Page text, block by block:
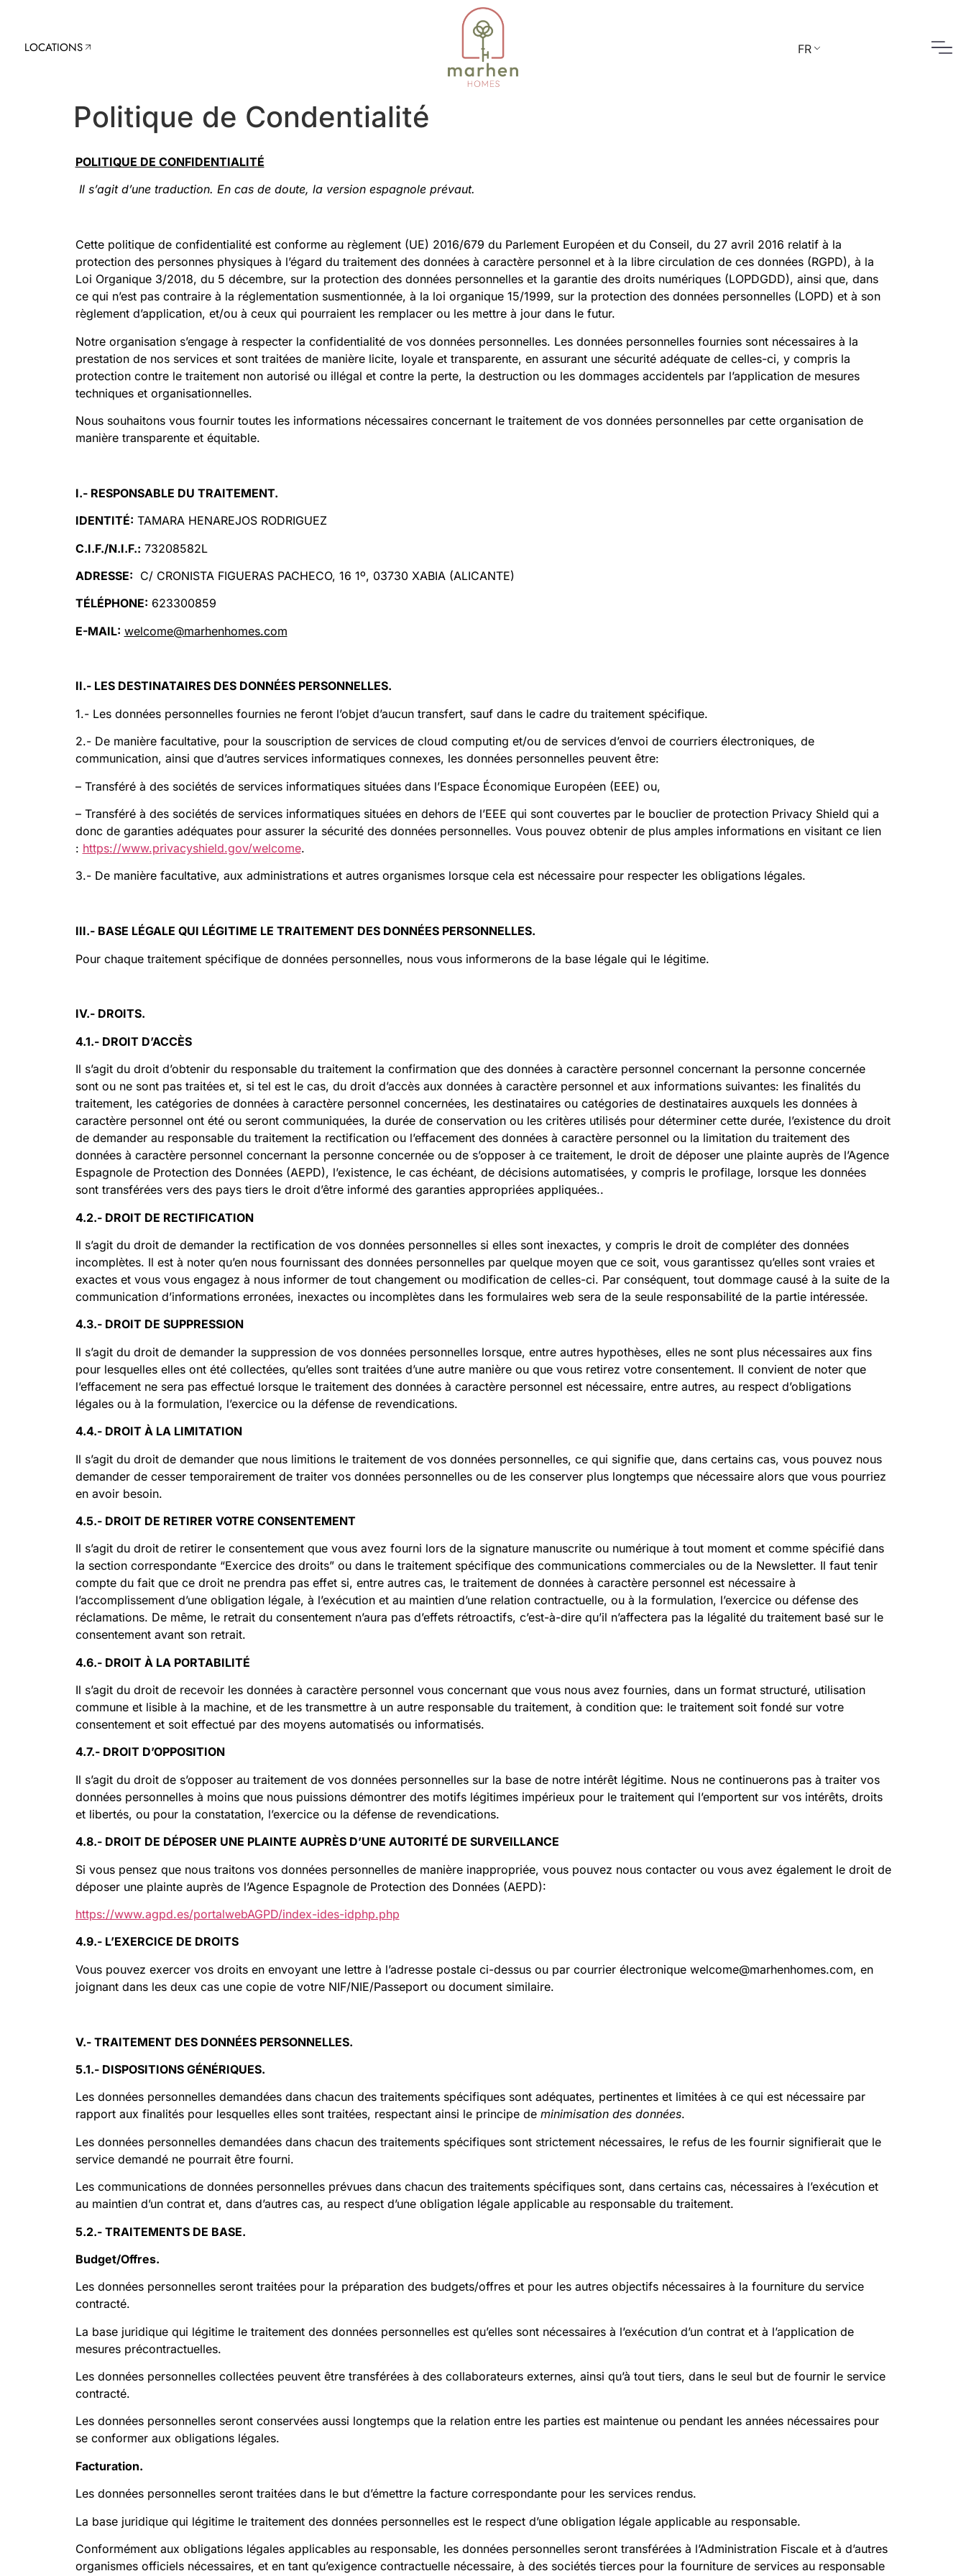
LOCATIONS
FR
Politique de Condentialité
POLITIQUE DE CONFIDENTIALITÉ
Il s’agit d’une traduction. En cas de doute, la version espagnole prévaut.
Cette politique de confidentialité est conforme au règlement (UE) 2016/679 du Parlement Européen et du Conseil, du 27 avril 2016 relatif à la
protection des personnes physiques à l’égard du traitement des données à caractère personnel et à la libre circulation de ces données (RGPD), à la
Loi Organique 3/2018, du 5 décembre, sur la protection des données personnelles et la garantie des droits numériques (LOPDGDD), ainsi que, dans
ce qui n’est pas contraire à la réglementation susmentionnée, à la loi organique 15/1999, sur la protection des données personnelles (LOPD) et à son
règlement d’application, et/ou à ceux qui pourraient les remplacer ou les mettre à jour dans le futur.
Notre organisation s’engage à respecter la confidentialité de vos données personnelles. Les données personnelles fournies sont nécessaires à la
prestation de nos services et sont traitées de manière licite, loyale et transparente, en assurant une sécurité adéquate de celles-ci, y compris la
protection contre le traitement non autorisé ou illégal et contre la perte, la destruction ou les dommages accidentels par l’application de mesures
techniques et organisationnelles.
Nous souhaitons vous fournir toutes les informations nécessaires concernant le traitement de vos données personnelles par cette organisation de
manière transparente et équitable.
I.- RESPONSABLE DU TRAITEMENT.
IDENTITÉ: TAMARA HENAREJOS RODRIGUEZ
C.I.F./N.I.F.: 73208582L
ADRESSE: C/ CRONISTA FIGUERAS PACHECO, 16 1º, 03730 XABIA (ALICANTE)
TÉLÉPHONE: 623300859
E-MAIL: welcome@marhenhomes.com
II.- LES DESTINATAIRES DES DONNÉES PERSONNELLES.
1.- Les données personnelles fournies ne feront l’objet d’aucun transfert, sauf dans le cadre du traitement spécifique.
2.- De manière facultative, pour la souscription de services de cloud computing et/ou de services d’envoi de courriers électroniques, de
communication, ainsi que d’autres services informatiques connexes, les données personnelles peuvent être:
– Transféré à des sociétés de services informatiques situées dans l’Espace Économique Européen (EEE) ou,
– Transféré à des sociétés de services informatiques situées en dehors de l’EEE qui sont couvertes par le bouclier de protection Privacy Shield qui a
donc de garanties adéquates pour assurer la sécurité des données personnelles. Vous pouvez obtenir de plus amples informations en visitant ce lien
: https://www.privacyshield.gov/welcome.
3.- De manière facultative, aux administrations et autres organismes lorsque cela est nécessaire pour respecter les obligations légales.
III.- BASE LÉGALE QUI LÉGITIME LE TRAITEMENT DES DONNÉES PERSONNELLES.
Pour chaque traitement spécifique de données personnelles, nous vous informerons de la base légale qui le légitime.
IV.- DROITS.
4.1.- DROIT D’ACCÈS
Il s’agit du droit d’obtenir du responsable du traitement la confirmation que des données à caractère personnel concernant la personne concernée
sont ou ne sont pas traitées et, si tel est le cas, du droit d’accès aux données à caractère personnel et aux informations suivantes: les finalités du
traitement, les catégories de données à caractère personnel concernées, les destinataires ou catégories de destinataires auxquels les données à
caractère personnel ont été ou seront communiquées, la durée de conservation ou les critères utilisés pour déterminer cette durée, l’existence du droit
de demander au responsable du traitement la rectification ou l’effacement des données à caractère personnel ou la limitation du traitement des
données à caractère personnel concernant la personne concernée ou de s’opposer à ce traitement, le droit de déposer une plainte auprès de l’Agence
Espagnole de Protection des Données (AEPD), l’existence, le cas échéant, de décisions automatisées, y compris le profilage, lorsque les données
sont transférées vers des pays tiers le droit d’être informé des garanties appropriées appliquées..
4.2.- DROIT DE RECTIFICATION
Il s’agit du droit de demander la rectification de vos données personnelles si elles sont inexactes, y compris le droit de compléter des données
incomplètes. Il est à noter qu’en nous fournissant des données personnelles par quelque moyen que ce soit, vous garantissez qu’elles sont vraies et
exactes et vous vous engagez à nous informer de tout changement ou modification de celles-ci. Par conséquent, tout dommage causé à la suite de la
communication d’informations erronées, inexactes ou incomplètes dans les formulaires web sera de la seule responsabilité de la partie intéressée.
4.3.- DROIT DE SUPPRESSION
Il s’agit du droit de demander la suppression de vos données personnelles lorsque, entre autres hypothèses, elles ne sont plus nécessaires aux fins
pour lesquelles elles ont été collectées, qu’elles sont traitées d’une autre manière ou que vous retirez votre consentement. Il convient de noter que
l’effacement ne sera pas effectué lorsque le traitement des données à caractère personnel est nécessaire, entre autres, au respect d’obligations
légales ou à la formulation, l’exercice ou la défense de revendications.
4.4.- DROIT À LA LIMITATION
Il s’agit du droit de demander que nous limitions le traitement de vos données personnelles, ce qui signifie que, dans certains cas, vous pouvez nous
demander de cesser temporairement de traiter vos données personnelles ou de les conserver plus longtemps que nécessaire alors que vous pourriez
en avoir besoin.
4.5.- DROIT DE RETIRER VOTRE CONSENTEMENT
Il s’agit du droit de retirer le consentement que vous avez fourni lors de la signature manuscrite ou numérique à tout moment et comme spécifié dans
la section correspondante “Exercice des droits” ou dans le traitement spécifique des communications commerciales ou de la Newsletter. Il faut tenir
compte du fait que ce droit ne prendra pas effet si, entre autres cas, le traitement de données à caractère personnel est nécessaire à
l’accomplissement d’une obligation légale, à l’exécution et au maintien d’une relation contractuelle, ou à la formulation, l’exercice ou défense des
réclamations. De même, le retrait du consentement n’aura pas d’effets rétroactifs, c’est-à-dire qu’il n’affectera pas la légalité du traitement basé sur le
consentement avant son retrait.
4.6.- DROIT À LA PORTABILITÉ
Il s’agit du droit de recevoir les données à caractère personnel vous concernant que vous nous avez fournies, dans un format structuré, utilisation
commune et lisible à la machine, et de les transmettre à un autre responsable du traitement, à condition que: le traitement soit fondé sur votre
consentement et soit effectué par des moyens automatisés ou informatisés.
4.7.- DROIT D’OPPOSITION
Il s’agit du droit de s’opposer au traitement de vos données personnelles sur la base de notre intérêt légitime. Nous ne continuerons pas à traiter vos
données personnelles à moins que nous puissions démontrer des motifs légitimes impérieux pour le traitement qui l’emportent sur vos intérêts, droits
et libertés, ou pour la constatation, l’exercice ou la défense de revendications.
4.8.- DROIT DE DÉPOSER UNE PLAINTE AUPRÈS D’UNE AUTORITÉ DE SURVEILLANCE
Si vous pensez que nous traitons vos données personnelles de manière inappropriée, vous pouvez nous contacter ou vous avez également le droit de
déposer une plainte auprès de l’Agence Espagnole de Protection des Données (AEPD):
https://www.agpd.es/portalwebAGPD/index-ides-idphp.php
4.9.- L’EXERCICE DE DROITS
Vous pouvez exercer vos droits en envoyant une lettre à l’adresse postale ci-dessus ou par courrier électronique welcome@marhenhomes.com, en
joignant dans les deux cas une copie de votre NIF/NIE/Passeport ou document similaire.
V.- TRAITEMENT DES DONNÉES PERSONNELLES.
5.1.- DISPOSITIONS GÉNÉRIQUES.
Les données personnelles demandées dans chacun des traitements spécifiques sont adéquates, pertinentes et limitées à ce qui est nécessaire par
rapport aux finalités pour lesquelles elles sont traitées, respectant ainsi le principe de minimisation des données.
Les données personnelles demandées dans chacun des traitements spécifiques sont strictement nécessaires, le refus de les fournir signifierait que le
service demandé ne pourrait être fourni.
Les communications de données personnelles prévues dans chacun des traitements spécifiques sont, dans certains cas, nécessaires à l’exécution et
au maintien d’un contrat et, dans d’autres cas, au respect d’une obligation légale applicable au responsable du traitement.
5.2.- TRAITEMENTS DE BASE.
Budget/Offres.
Les données personnelles seront traitées pour la préparation des budgets/offres et pour les autres objectifs nécessaires à la fourniture du service
contracté.
La base juridique qui légitime le traitement des données personnelles est qu’elles sont nécessaires à l’exécution d’un contrat et à l’application de
mesures précontractuelles.
Les données personnelles collectées peuvent être transférées à des collaborateurs externes, ainsi qu’à tout tiers, dans le seul but de fournir le service
contracté.
Les données personnelles seront conservées aussi longtemps que la relation entre les parties est maintenue ou pendant les années nécessaires pour
se conformer aux obligations légales.
Facturation.
Les données personnelles seront traitées dans le but d’émettre la facture correspondante pour les services rendus.
La base juridique qui légitime le traitement des données personnelles est le respect d’une obligation légale applicable au responsable.
Conformément aux obligations légales applicables au responsable, les données personnelles seront transférées à l’Administration Fiscale et à d’autres
organismes officiels nécessaires, et en tant qu’exigence contractuelle nécessaire, à des sociétés tierces pour la fourniture de services au responsable